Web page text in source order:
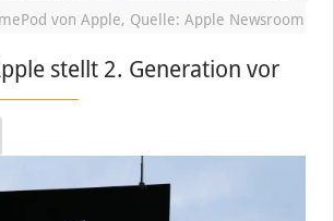
von Apple, Quelle: Apple Newsroom
stellt 2. Generation vor